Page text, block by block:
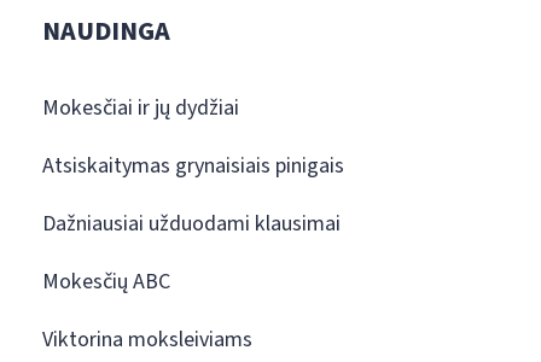
NAUDINGA
Mokesčiai ir jų dydžiai
Atsiskaitymas grynaisiais pinigais
Dažniausiai užduodami klausimai
Mokesčių ABC
Viktorina moksleiviams